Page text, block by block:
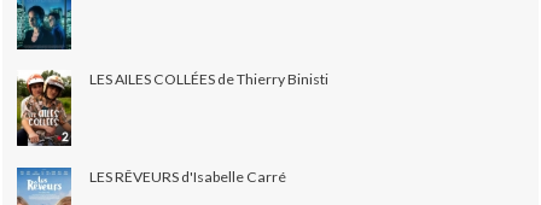
LES AILES COLLÉES de Thierry Binisti
LES RÊVEURS d'Isabelle Carré